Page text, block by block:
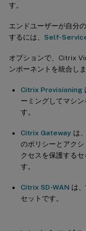
す。
エンドユーザーが自分
するには、 Self-
オプションで、Citrix
ンポーネントを統合しま
Citrix Provisioning
ーミングしてマシ
す。
Citrix Gateway は
のポリシーとアク
クセスを保護する
す。
Citrix SD-WAN は
セットです。